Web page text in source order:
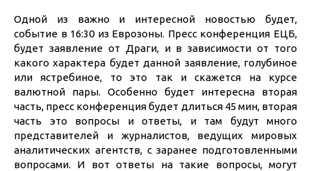
Одной из важно и интересной новостью будет,
событие в 16:30 из Еврозоны. Пресс конференция ЕЦБ,
будет заявление от Драги, и в зависимости от того
какого характера будет данной заявление, голубиное
или ястребиное, то это так и скажется на курсе
валютной пары. Особенно будет интересна вторая
часть, пресс конференция будет длиться 45 мин, вторая
часть это вопросы и ответы, и там будут много
представителей и журналистов, ведущих мировых
аналитических агентств, с заранее подготовленными
вопросами. И вот ответы на такие вопросы, могут